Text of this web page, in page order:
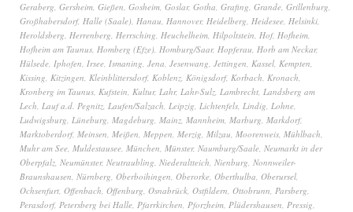
Geraberg, Gersheim, Gießen, Gosheim, Goslar, Gotha, Grafing, Grande, Grillenburg,
Großhabersdorf, Halle (Saale), Hanau, Hannover, Heidelberg, Heidesee, Helsinki,
Heroldsberg, Herrenberg, Herrsching, Heuchelheim, Hilpoltstein, Hof, Hofheim,
Hofheim am Taunus, Homberg (Efze), Homburg/Saar, Hopferau, Horb am Neckar,
Hülsede, Iphofen, Irsee, Ismaning, Jena, Jesenwang, Jettingen, Kassel, Kempten,
Kissing, Kitzingen, Kleinblittersdorf, Koblenz, Königsdorf, Korbach, Kronach,
Kronberg im Taunus, Kufstein, Kultur, Lahr, Lahr-Sulz, Lambrecht, Landsberg am
Lech, Lauf a.d. Pegnitz, Laufen/Salzach, Leipzig, Lichtenfels, Lindig, Lohne,
Ludwigsburg, Lüneburg, Magdeburg, Mainz, Mannheim, Marburg, Markdorf,
Marktoberdorf, Meinsen, Meißen, Meppen, Merzig, Milzau, Moorenweis, Mühlbach,
Muhr am See, Muldestausee, München, Münster, Naumburg/Saale, Neumarkt in der
Oberpfalz, Neumünster, Neutraubling, Niederaltteich, Nienburg, Nonnweiler-
Braunshausen, Nürnberg, Oberboihingen, Oberorke, Oberthulba, Oberursel,
Ochsenfurt, Offenbach, Offenburg, Osnabrück, Ostfildern, Ottobrunn, Parsberg,
Perasdorf, Petersberg bei Halle, Pfarrkirchen, Pforzheim, Plüdershausen, Pressig,